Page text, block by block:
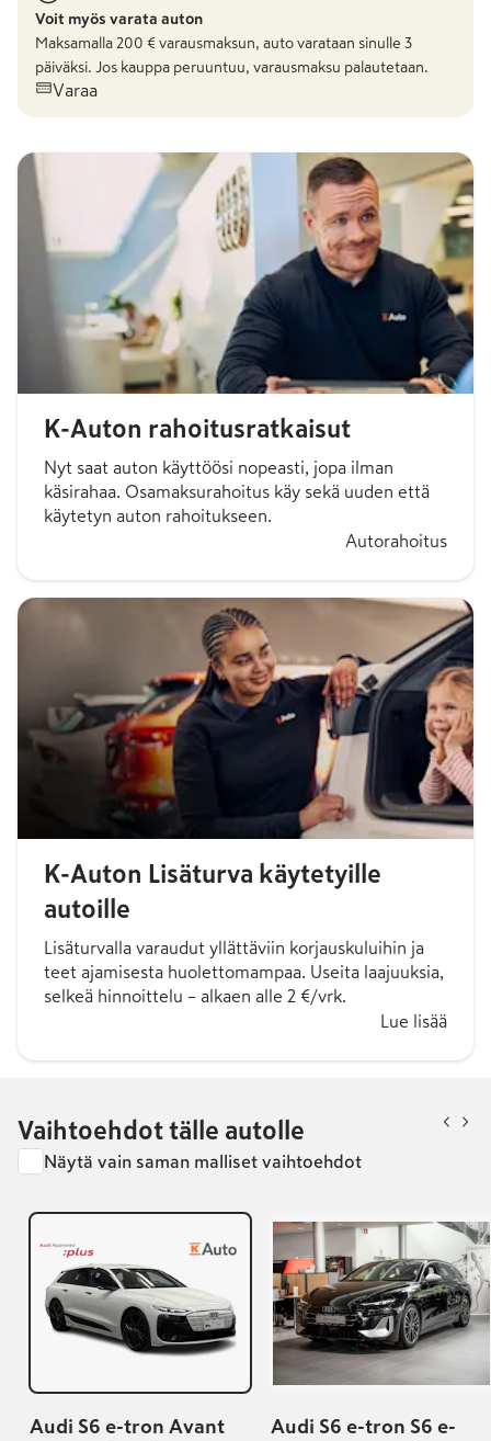
Voit myös varata auton
Maksamalla 200 € varausmaksun, auto varataan sinulle 3
päiväksi. Jos kauppa peruuntuu, varausmaksu palautetaan.
Varaa
K-Auton rahoitusratkaisut
Nyt saat auton käyttöösi nopeasti, jopa ilman
käsirahaa. Osamaksurahoitus käy sekä uuden että
käytetyn auton rahoitukseen.
Autorahoitus
K-Auton Lisäturva käytetyille
autoille
Lisäturvalla varaudut yllättäviin korjauskuluihin ja
teet ajamisesta huolettomampaa. Useita laajuuksia,
selkeä hinnoittelu – alkaen alle 2 €/vrk.
Lue lisää
Vaihtoehdot tälle autolle
Näytä vain saman malliset vaihtoehdot
Audi S6 e-tron Avant
Audi S6 e-tron S6 e-